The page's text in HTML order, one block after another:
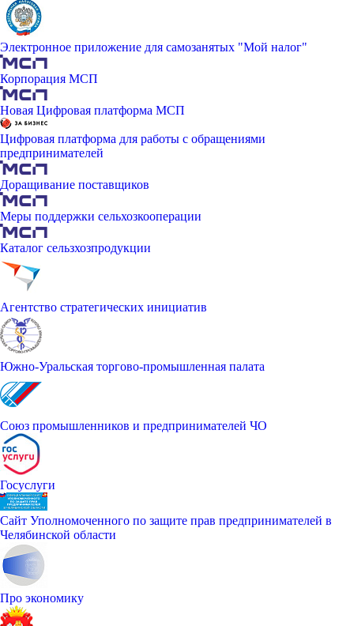
Электронное приложение для самозанятых "Мой налог"
Корпорация МСП
Новая Цифровая платформа МСП
Цифровая платформа для работы с обращениями
предпринимателей
Доращивание поставщиков
Меры поддержки сельхозкооперации
Каталог сельзхозпродукции
Агентство стратегических инициатив
Южно-Уральская торгово-промышленная палата
Союз промышленников и предпринимателей ЧО
Госуслуги
Сайт Уполномоченного по защите прав предпринимателей в
Челябинской области
Про экономику